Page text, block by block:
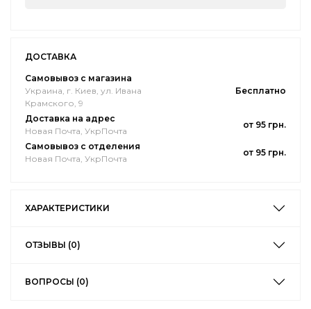
ДОСТАВКА
Самовывоз с магазина
Украина, г. Киев, ул. Ивана
Крамского, 9
Бесплатно
Доставка на адрес
Новая Почта, УкрПочта
от 95 грн.
Самовывоз с отделения
Новая Почта, УкрПочта
от 95 грн.
ХАРАКТЕРИСТИКИ
ОТЗЫВЫ (0)
ВОПРОСЫ (0)